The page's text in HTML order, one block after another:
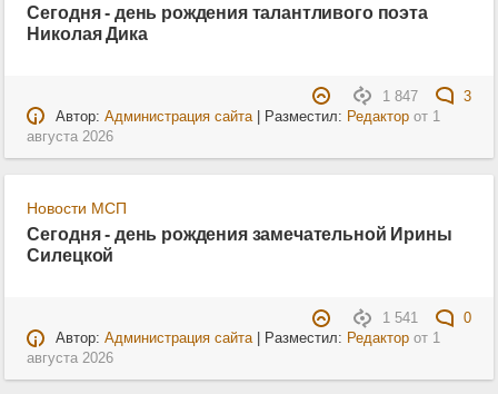
Сегодня - день рождения талантливого поэта
Николая Дика
1 847
3
Автор: Администрация сайта| Разместил: Редакторот 1
августа 2026
Новости МСП
Сегодня - день рождения замечательной Ирины
Силецкой
1 541
0
Автор: Администрация сайта| Разместил: Редакторот 1
августа 2026